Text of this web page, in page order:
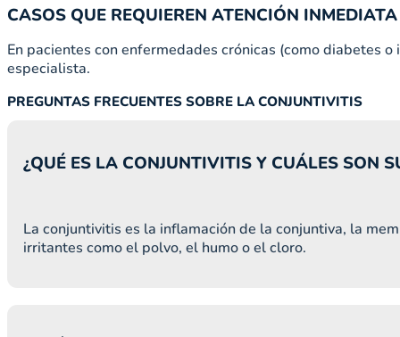
CASOS QUE REQUIEREN ATENCIÓN INMEDIATA
En pacientes con enfermedades crónicas (como diabetes
especialista.
PREGUNTAS FRECUENTES SOBRE LA CONJUNTIVITIS
¿QUÉ ES LA CONJUNTIVITIS Y CUÁLES SON
La conjuntivitis es la inflamación de la conjuntiva, la
irritantes como el polvo, el humo o el cloro.